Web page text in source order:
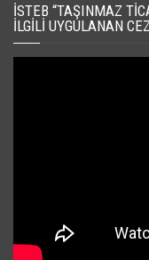
İSTEB “TAŞINMAZ
İLGILI UYGULANAN